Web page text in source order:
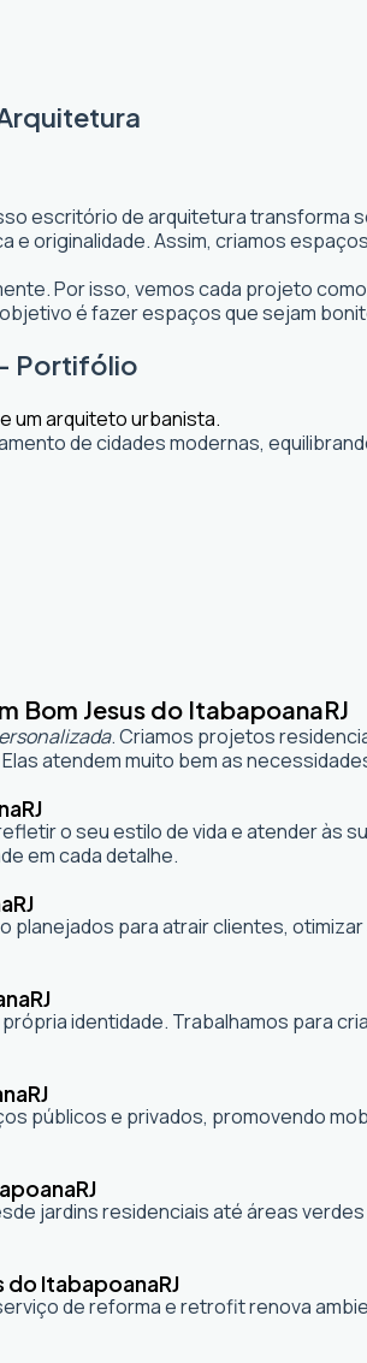
escritório de arquitetura transforma
e originalidade. Assim, criamos
Por isso, vemos cada projeto
é fazer espaços que sejam
Portifólio
de cidades modernas,
Bom Jesus do ItabapoanaRJ
. Criamos projetos
atendem muito bem as
RJ
o seu estilo de vida e atender às
em cada detalhe.
RJ
para atrair clientes,
RJ
identidade. Trabalhamos para
RJ
públicos e privados, promovendo
RJ
jardins residenciais até áreas
do ItabapoanaRJ
de reforma e retrofit renova